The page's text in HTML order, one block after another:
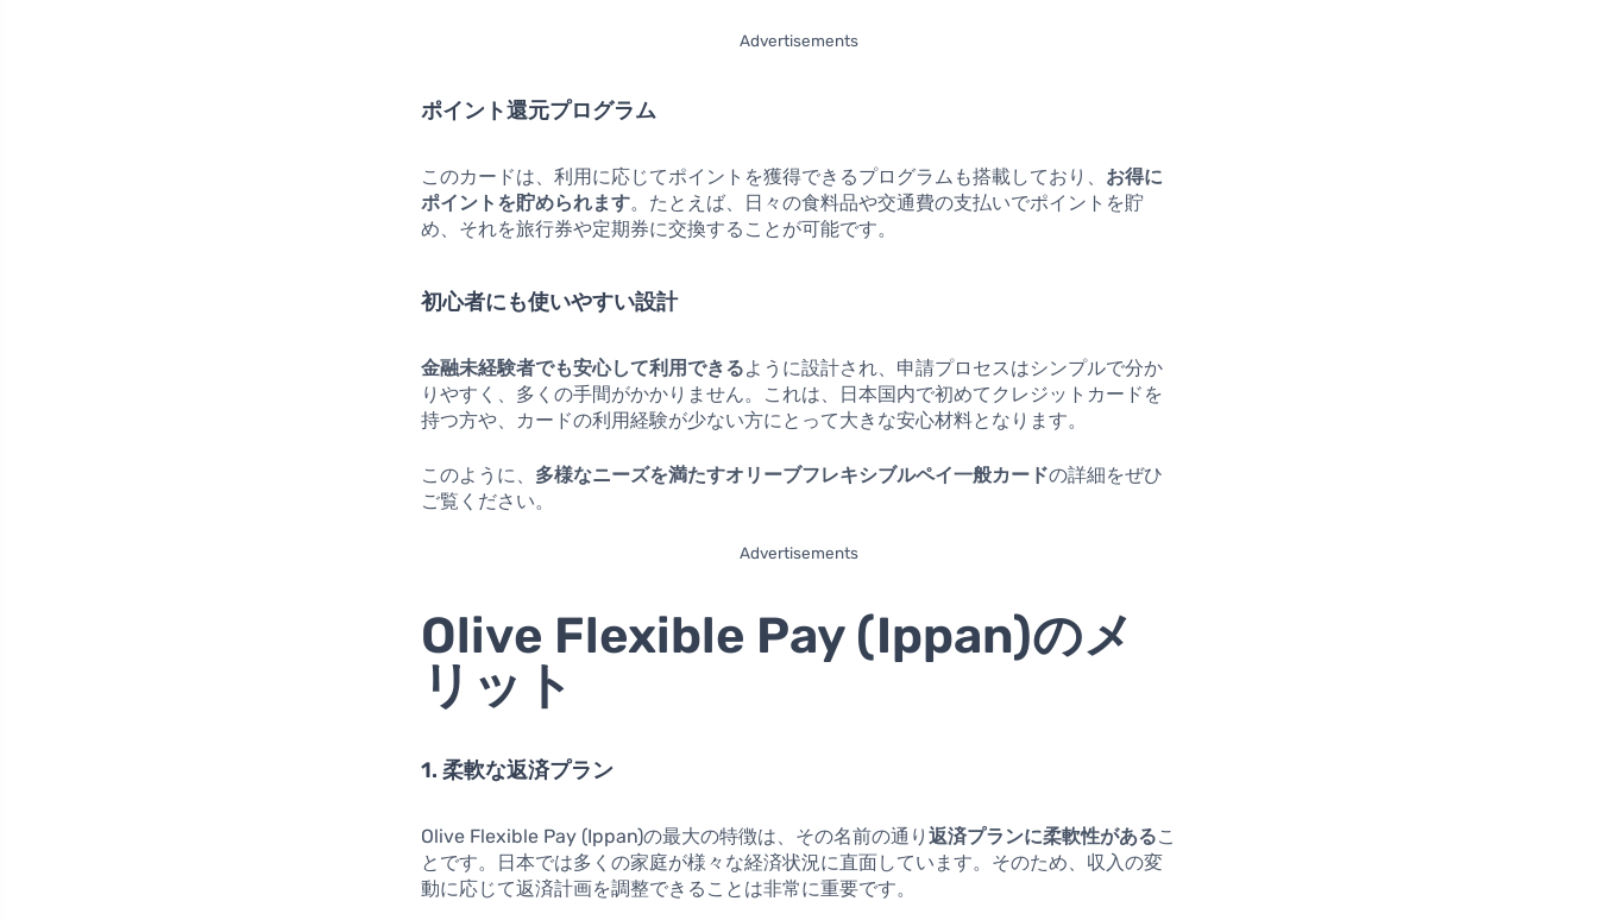
Advertisements
ポイント還元プログラム
このカードは、利用に応じてポイントを獲得できるプログラムも搭載しており、 お得に
ポイントを貯められます。たとえば、日々の食料品や交通費の支払いでポイントを貯
め、それを旅行券や定期券に交換することが可能です。
初心者にも使いやすい設計
金融未経験者でも安心して利用できるように設計され、申請プロセスはシンプルで分か
りやすく、多くの手間がかかりません。これは、日本国内で初めてクレジットカードを
持つ方や、カードの利用経験が少ない方にとって大きな安心材料となります。
このように、 多様なニーズを満たすオリーブフレキシブルペイ一般カードの詳細をぜひ
ご覧ください。
Advertisements
Olive Flexible Pay (Ippan)のメ
リット
1. 柔軟な返済プラン
Olive Flexible Pay (Ippan)の最大の特徴は、その名前の通り返済プランに柔軟性があるこ
とです。日本では多くの家庭が様々な経済状況に直面しています。そのため、収入の変
動に応じて返済計画を調整できることは非常に重要です。